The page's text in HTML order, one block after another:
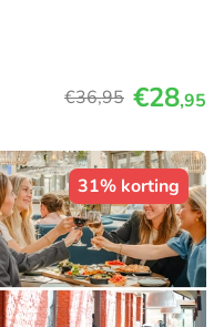
€36,95 €28,95
31% korting